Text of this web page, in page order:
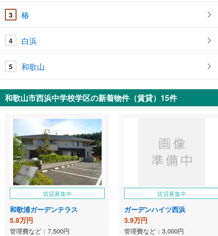
3 椿
4 白浜
5 和歌山
和歌山市西浜中学校学区の新着物件（賃貸）15件
賃貸募集中
和歌浦ガーデンテラス
5.8万円
管理費など：7,500円
賃貸募集中
ガーデンハイツ西浜
3.9万円
管理費など：3,000円